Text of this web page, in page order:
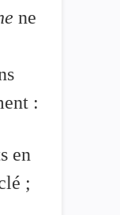
ne
:
en
;